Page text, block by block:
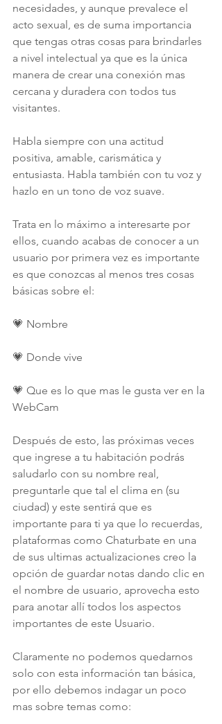
necesidades, y aunque prevalece el
acto sexual, es de suma importancia
que tengas otras cosas para brindarles
a nivel intelectual ya que es la única
manera de crear una conexión mas
cercana y duradera con todos tus
visitantes.
Habla siempre con una actitud
positiva, amable, carismática y
entusiasta. Habla también con tu voz y
hazlo en un tono de voz suave.
Trata en lo máximo a interesarte por
ellos, cuando acabas de conocer a un
usuario por primera vez es importante
es que conozcas al menos tres cosas
básicas sobre el:
💗 Nombre
💗 Donde vive
💗 Que es lo que mas le gusta ver en la
WebCam
Después de esto, las próximas veces
que ingrese a tu habitación podrás
saludarlo con su nombre real,
preguntarle que tal el clima en (su
ciudad) y este sentirá que es
importante para ti ya que lo recuerdas,
plataformas como Chaturbate en una
de sus ultimas actualizaciones creo la
opción de guardar notas dando clic en
el nombre de usuario, aprovecha esto
para anotar allí todos los aspectos
importantes de este Usuario.
Claramente no podemos quedarnos
solo con esta información tan básica,
por ello debemos indagar un poco
mas sobre temas como: